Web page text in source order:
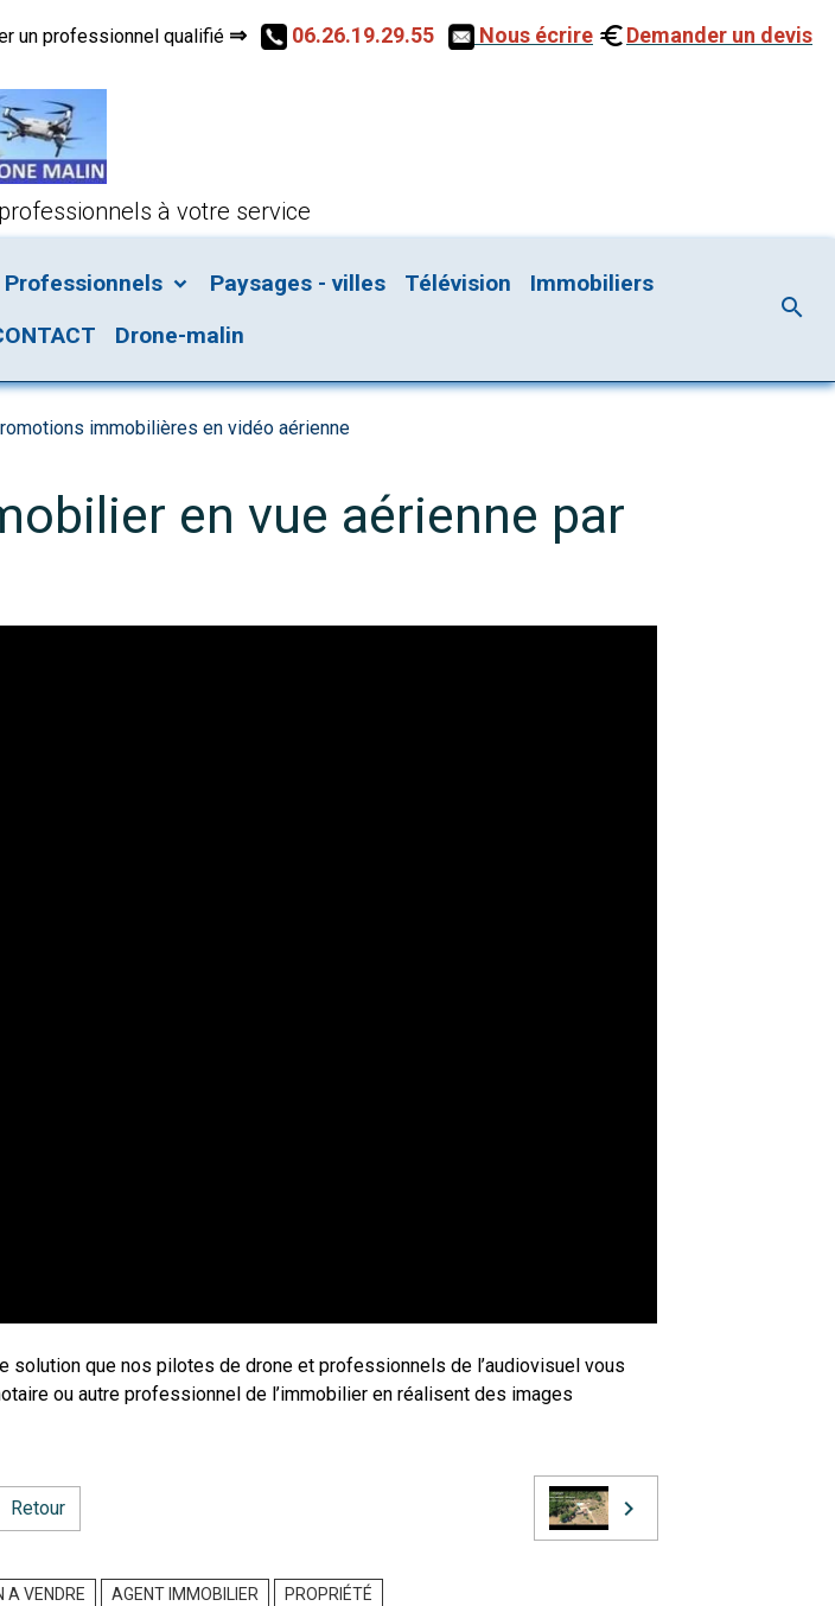
un professionnel qualifié ⇒ 06.26.19.29.55 Nous écrire Demander un devis
à votre service
Professionnels Paysages - villes Télévision
Immobiliers
Drone-malin
immobilières en vidéo aérienne
en vue aérienne par
que nos pilotes de drone et professionnels de l’audiovisuel vous
ou autre professionnel de l’immobilier en réalisent des images
Retour
A VENDRE AGENT IMMOBILIER PROPRIÉTÉ